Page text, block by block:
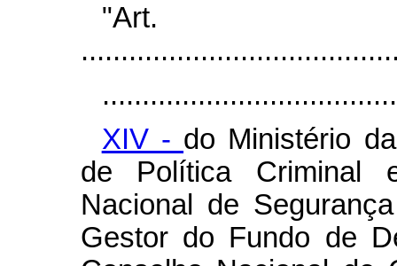
XIV - do Ministério
de Política Criminal
Nacional de
Gestor do Fundo de